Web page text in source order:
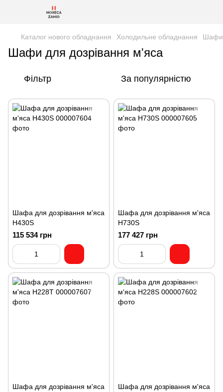
Каталог нового обладнання Холодильне обладнання Шафи
Шафи для дозрівання м'яса
Фільтр За популярністю
Шафа для дозрівання м'яса
H430S
115 534 грн
Шафа для дозрівання м'яса
H730S
177 427 грн
Шафа для дозрівання м'яса
Шафа для дозрівання м'яса